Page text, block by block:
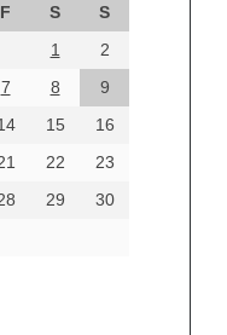
F S
S
1
2
7 8
9
15
16
22
23
29
30